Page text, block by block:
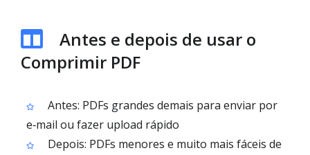
Antes e depois de usar o
Comprimir PDF
Antes: PDFs grandes demais para enviar por
e‑mail ou fazer upload rápido
Depois: PDFs menores e muito mais fáceis de